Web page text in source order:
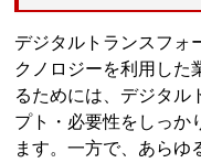
デジタルトランスフォ
クノロジーを利用した
るためには、デジタル
プト・必要性をしっか
ます。一方で、あらゆ